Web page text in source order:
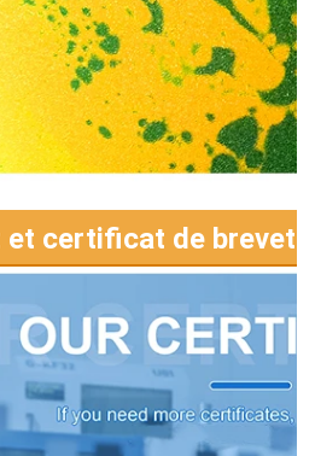
et certificat de brevet